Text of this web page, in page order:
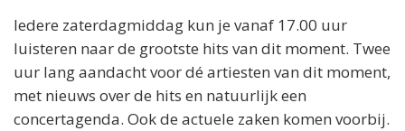
Iedere zaterdagmiddag kun je vanaf 17.00 uur
luisteren naar de grootste hits van dit moment. Twee
uur lang aandacht voor dé artiesten van dit moment,
met nieuws over de hits en natuurlijk een
concertagenda. Ook de actuele zaken komen voorbij.